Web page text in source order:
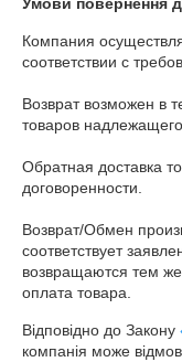
Компания
соответствии с
Возврат возможен в
товаров
Обратная доставка
договоренности.
Возврат/Обмен
соответствует
возвращаются тем
оплата товара.
Відповідно до Закону
компанія може